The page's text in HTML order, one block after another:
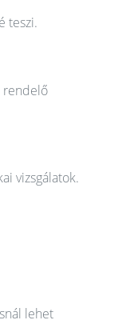
teszi.
rendelő
vizsgálatok.
lehet